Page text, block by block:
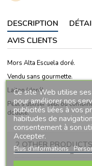
DESCRIPTION
AVIS CLIENTS
Mors Alta Escuela doré.
Vendu sans gourmette.
Laiton (doré).
Peut s'utiliser seul ou
double.
2 OTHER
Ce site Web utilise
pour améliorer nos
publicités liées à vos
habitudes de
consentement à son
Accepter.
Plus d'informations